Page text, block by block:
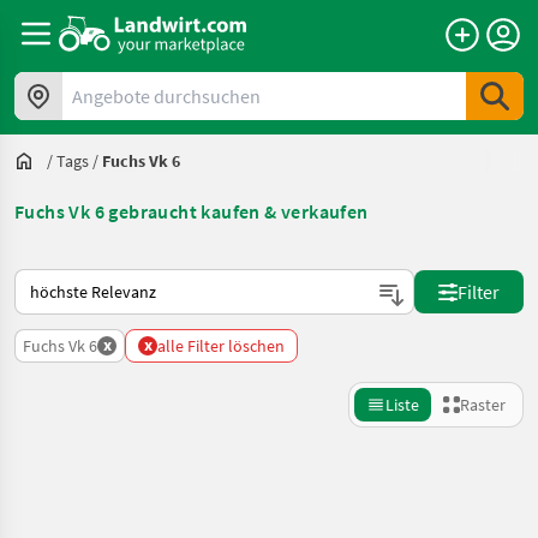
Angebote durchsuchen
/Tags / Fuchs Vk 6
Fuchs Vk 6 gebraucht kaufen & verkaufen
So wird auf Landwirt.com sortiert
Filter
Fuchs Vk 6 x x alle Filter löschen
Liste Raster